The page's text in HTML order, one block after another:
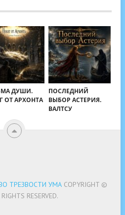
ДУШИ.
ОТ АРХОНТА
ПОСЛЕДНИЙ
ВЫБОР АСТЕРИЯ.
ВАЛТСУ
ТРЕЗВОСТИ УМАCOPYRIGHT ©
RESERVED.